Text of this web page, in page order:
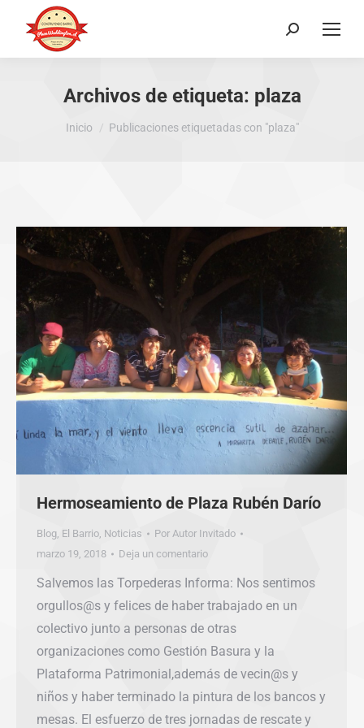
Buscar:
Archivos de etiqueta: plaza
Estás aquí:
Inicio Publicaciones etiquetadas con "plaza"
Hermoseamiento de Plaza Rubén Darío
Blog, El Barrio, Noticias Por Autor Invitado
marzo 19, 2018
Deja un comentario
Salvemos las Torpederas Informa: Nos sentimos
orgullos@s y felices de haber trabajado en un
colectivo junto a personas de otras
organizaciones como Gestión Basura y la
Plataforma Patrimonial,además de vecin@s y
niños y haber terminado la pintura de los bancos y
mesas. El esfuerzo de tres jornadas de rescate y